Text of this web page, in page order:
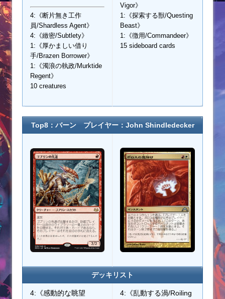
4:《断片無き工作
員/Shardless Agent》
4:《緻密/Subtlety》
1:《厚かましい借り
手/Brazen Borrower》
1:《濁浪の執政/Murktide
Regent》
10 creatures
Vigor》
1:《探索する獣/Questing
Beast》
1:《徴用/Commandeer》
15 sideboard cards
Top8：バーン プレイヤー：John Shindledecker
デッキリスト
4:《感動的な眺望
4:《乱動する渦/Roiling